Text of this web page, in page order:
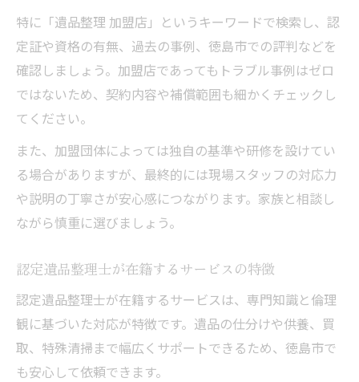
特に「遺品整理 加盟店」というキーワードで検索し、認
定証や資格の有無、過去の事例、徳島市での評判などを
確認しましょう。加盟店であってもトラブル事例はゼロ
ではないため、契約内容や補償範囲も細かくチェックし
てください。
また、加盟団体によっては独自の基準や研修を設けてい
る場合がありますが、最終的には現場スタッフの対応力
や説明の丁寧さが安心感につながります。家族と相談し
ながら慎重に選びましょう。
認定遺品整理士が在籍するサービスの特徴
認定遺品整理士が在籍するサービスは、専門知識と倫理
観に基づいた対応が特徴です。遺品の仕分けや供養、買
取、特殊清掃まで幅広くサポートできるため、徳島市で
も安心して依頼できます。